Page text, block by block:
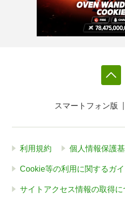
スマートフォン版
利用規約 個人情報保護
Cookie等の利用に関するガ
サイトアクセス情報の取得に